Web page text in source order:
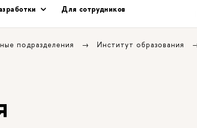
Для сотрудников
подразделения Институт образования